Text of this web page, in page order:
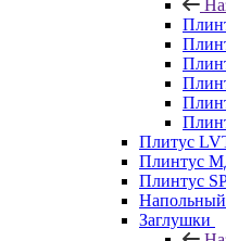
Плитус
Плинтус
Плинтус
Напольный
Заглушки